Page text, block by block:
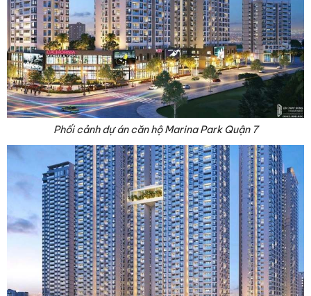
Phối cảnh dự án căn hộ Marina Park Quận 7